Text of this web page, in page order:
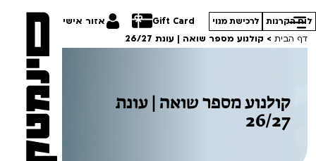
Gift Card אזור אישי לוח הקרנות לרכישת מנוי
הסרטים שלנו
דף הבית > קולנוע מספר שואה | עונת 26/27
קולנוע מספר שואה | עונת
26/27